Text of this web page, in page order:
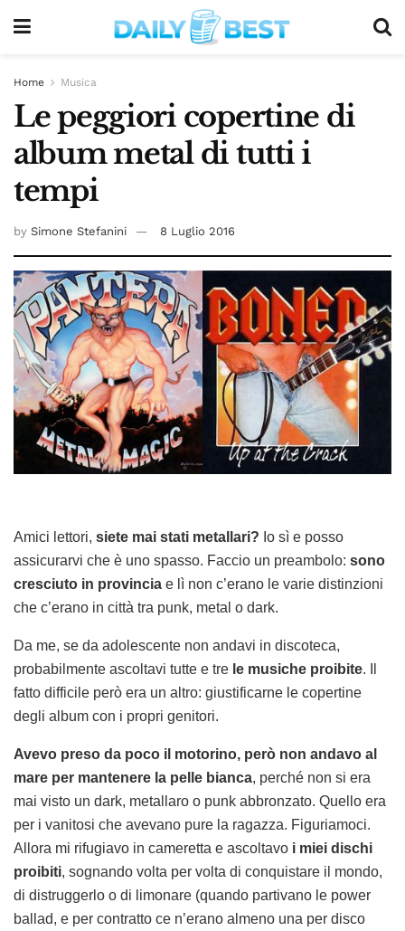
Home Musica
Le peggiori copertine di
album metal di tutti i
tempi
by Simone Stefanini 8 Luglio 2016
Amici lettori, siete mai stati metallari? Io sì e posso
assicurarvi che è uno spasso. Faccio un preambolo: sono
cresciuto in provincia e lì non c’erano le varie distinzioni
che c’erano in città tra punk, metal o dark.
Da me, se da adolescente non andavi in discoteca,
probabilmente ascoltavi tutte e tre le musiche proibite. Il
fatto difficile però era un altro: giustificarne le copertine
degli album con i propri genitori.
Avevo preso da poco il motorino, però non andavo al
mare per mantenere la pelle bianca, perché non si era
mai visto un dark, metallaro o punk abbronzato. Quello era
per i vanitosi che avevano pure la ragazza. Figuriamoci.
Allora mi rifugiavo in cameretta e ascoltavo i miei dischi
proibiti, sognando volta per volta di conquistare il mondo,
di distruggerlo o di limonare (quando partivano le power
ballad, e per contratto ce n’erano almeno una per disco